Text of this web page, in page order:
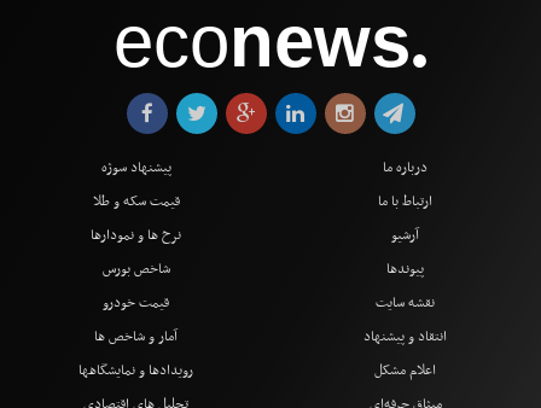
econews●
درباره ما
ارتباط با ما
آرشیو
پیوندها
نقشه سایت
انتقاد و پیشنهاد
اعلام مشکل
پیشنهاد سوژه
قیمت سکه و طلا
نرخ ها و نمودارها
شاخص بورس
قیمت خودرو
آمار و شاخص ها
رویدادها و نمایشگاهها